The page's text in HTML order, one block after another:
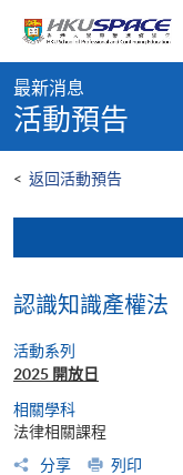
content
content
start
最新消息
活動預告
< 返回活動預告
認識知識產權法
活動系列
2025 開放日
相關學科
法律相關課程
分享
列印